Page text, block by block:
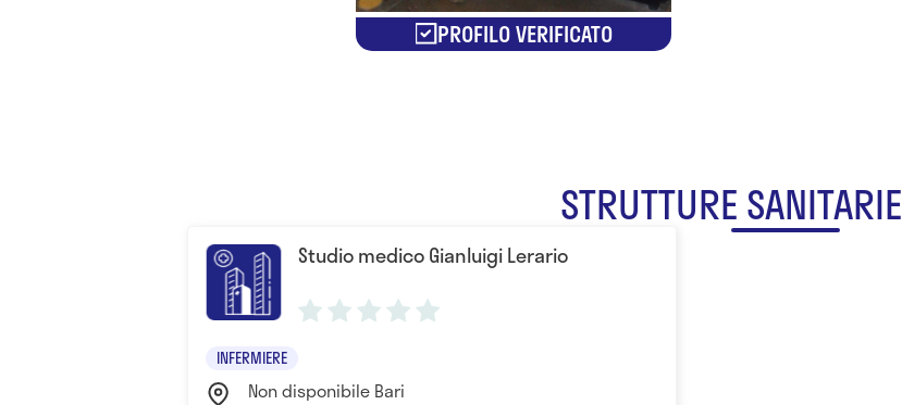
PROFILO VERIFICATO
STRUTTURE SANITARIE
Studio medico Gianluigi Lerario
INFERMIERE
Non disponibile Bari